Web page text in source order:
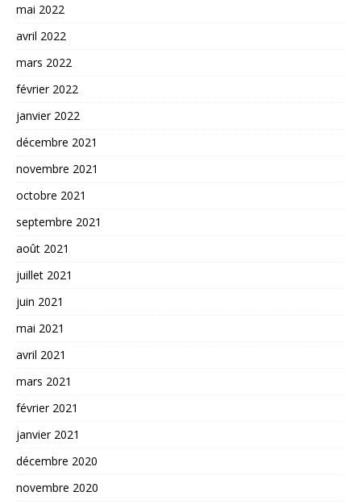
mai 2022
avril 2022
mars 2022
février 2022
janvier 2022
décembre 2021
novembre 2021
octobre 2021
septembre 2021
août 2021
juillet 2021
juin 2021
mai 2021
avril 2021
mars 2021
février 2021
janvier 2021
décembre 2020
novembre 2020